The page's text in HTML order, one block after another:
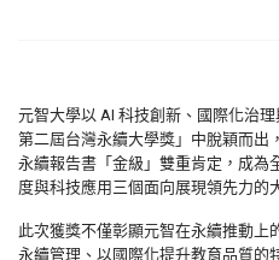
元智大學以 AI 科技創新、國際化治
第二屆台灣永續大學獎」中脫穎而出
永續報告書「金級」雙重肯定，成為
度與科技應用三個面向展現領先力的
此次獲獎不僅彰顯元智在永續推動上
永續管理、以國際化提升教育品質的